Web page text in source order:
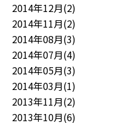
2014年12月(2)
2014年11月(2)
2014年08月(3)
2014年07月(4)
2014年05月(3)
2014年03月(1)
2013年11月(2)
2013年10月(6)